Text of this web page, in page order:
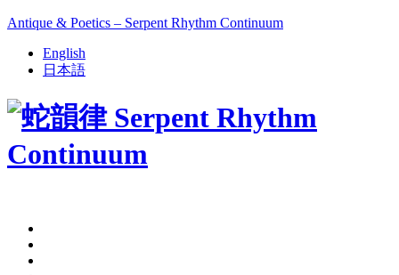
Antique & Poetics – Serpent Rhythm Continuum
English
日本語